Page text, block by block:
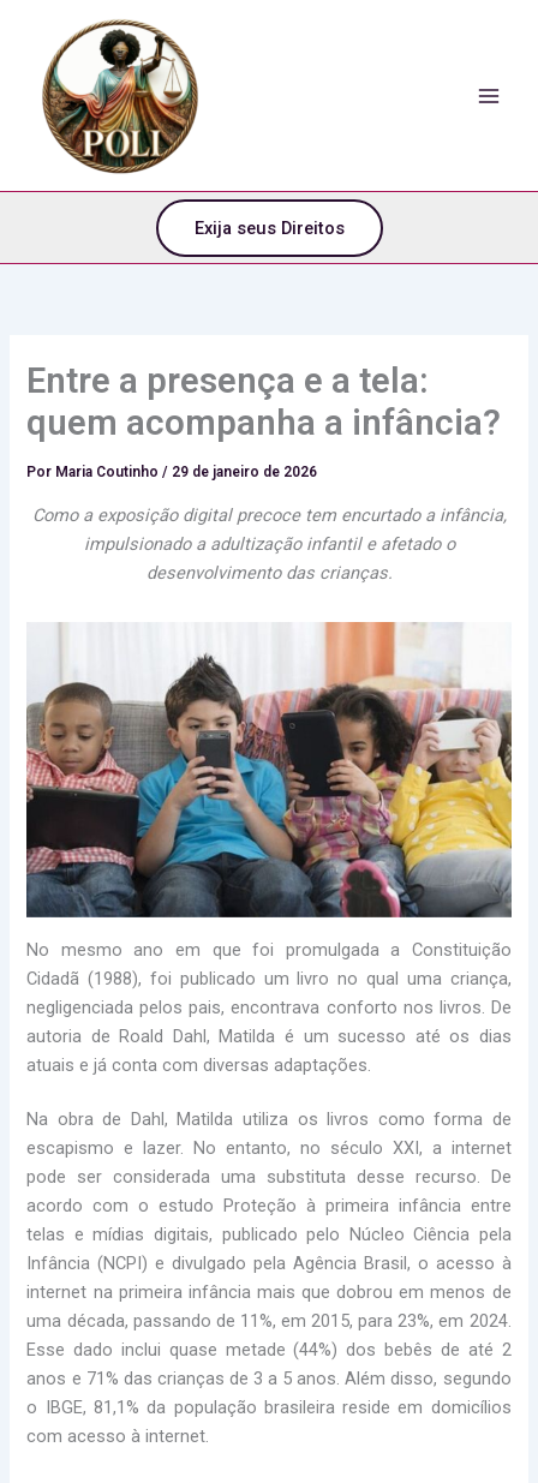
conteúdo
conteúdo
Exija seus Direitos
Entre a presença e a tela:
quem acompanha a infância?
Por Maria Coutinho/ 29 de janeiro de 2026
Como a exposição digital precoce tem encurtado a infância,
impulsionado a adultização infantil e afetado o
desenvolvimento das crianças.
No mesmo ano em que foi promulgada a Constituição
Cidadã (1988), foi publicado um livro no qual uma criança,
negligenciada pelos pais, encontrava conforto nos livros. De
autoria de Roald Dahl, Matilda é um sucesso até os dias
atuais e já conta com diversas adaptações.
Na obra de Dahl, Matilda utiliza os livros como forma de
escapismo e lazer. No entanto, no século XXI, a internet
pode ser considerada uma substituta desse recurso. De
acordo com o estudo Proteção à primeira infância entre
telas e mídias digitais, publicado pelo Núcleo Ciência pela
Infância (NCPI) e divulgado pela Agência Brasil, o acesso à
internet na primeira infância mais que dobrou em menos de
uma década, passando de 11%, em 2015, para 23%, em 2024.
Esse dado inclui quase metade (44%) dos bebês de até 2
anos e 71% das crianças de 3 a 5 anos. Além disso, segundo
o IBGE, 81,1% da população brasileira reside em domicílios
com acesso à internet.